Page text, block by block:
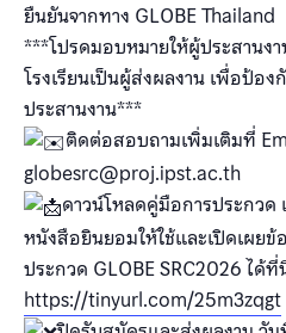
ยืนยันจากทาง GLOBE Thailand
***โปรดมอบหมายให้ผู้ประสานง
โรงเรียนเป็นผู้ส่งผลงาน เพื่อป้อ
ประสานงาน***
ติดต่อสอบถามเพิ่มเติมที่
globesrc@proj.ipst.ac.th
ดาวน์โหลดคู่มือการประกว
หนังสือยินยอมให้ใช้และเปิดเผย
ประกวด GLOBE SRC2026 ได้ที่
https://tinyurl.com/25m3zqgt